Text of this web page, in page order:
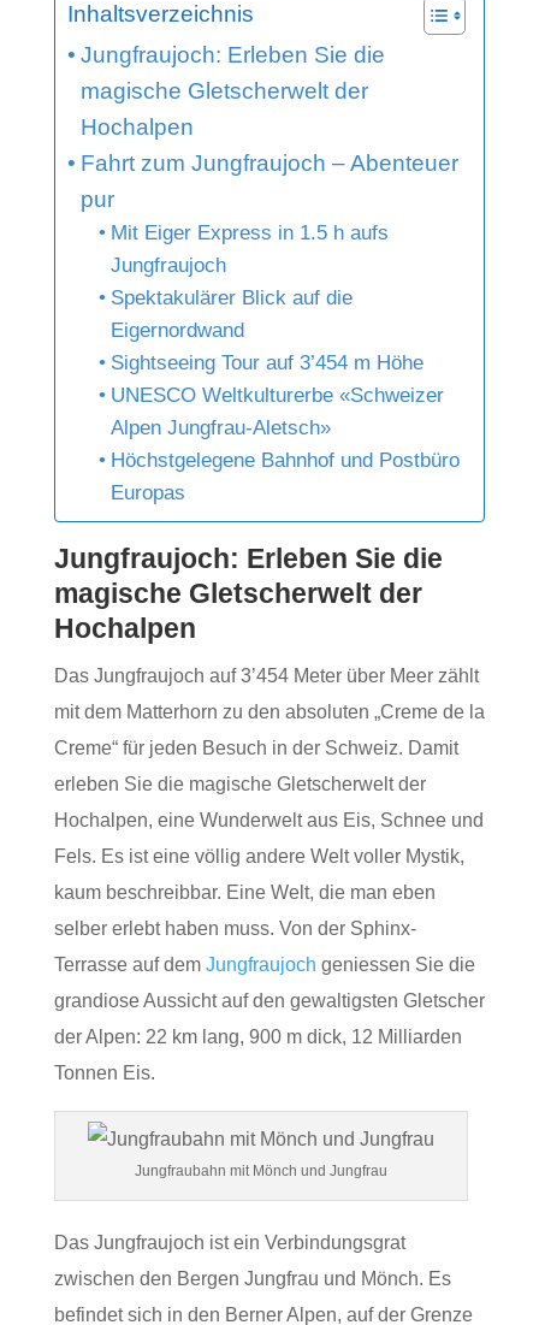
Inhaltsverzeichnis
Jungfraujoch: Erleben Sie die
magische Gletscherwelt der
Hochalpen
Fahrt zum Jungfraujoch – Abenteuer
pur
Mit Eiger Express in 1.5 h aufs
Jungfraujoch
Spektakulärer Blick auf die
Eigernordwand
Sightseeing Tour auf 3’454 m Höhe
UNESCO Weltkulturerbe «Schweizer
Alpen Jungfrau-Aletsch»
Höchstgelegene Bahnhof und Postbüro
Europas
Jungfraujoch: Erleben Sie die
magische Gletscherwelt der
Hochalpen
Das Jungfraujoch auf 3’454 Meter über Meer zählt
mit dem Matterhorn zu den absoluten „Creme de la
Creme“ für jeden Besuch in der Schweiz. Damit
erleben Sie die magische Gletscherwelt der
Hochalpen, eine Wunderwelt aus Eis, Schnee und
Fels. Es ist eine völlig andere Welt voller Mystik,
kaum beschreibbar. Eine Welt, die man eben
selber erlebt haben muss. Von der Sphinx-
Terrasse auf dem Jungfraujoch geniessen Sie die
grandiose Aussicht auf den gewaltigsten Gletscher
der Alpen: 22 km lang, 900 m dick, 12 Milliarden
Tonnen Eis.
Jungfraubahn mit Mönch und Jungfrau
Das Jungfraujoch ist ein Verbindungsgrat
zwischen den Bergen Jungfrau und Mönch. Es
befindet sich in den Berner Alpen, auf der Grenze